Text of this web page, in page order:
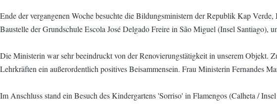
Ende der vergangenen Woche besuchte die Bildungsministern der Republik Kap
Baustelle der Grundschule Escola José Delgado Freire in São Miguel (Insel Santiago),
Die Ministerin war sehr beeindruckt von der Renovierungstätigkeit in unserem Objekt.
Lehrkräften ein außerordentlich positives Beisammensein. Frau Ministerin Fernandes
Im Anschluss stand ein Besuch des Kindergartens 'Sorriso' in Flamengos (Calheta /